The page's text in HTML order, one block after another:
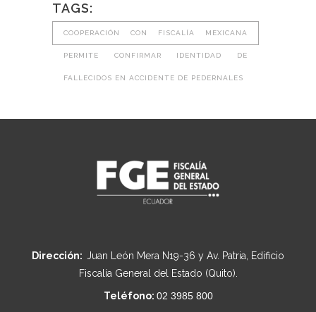
TAGS:
COOPERACIÓN CON FISCALÍA MEXICANA
PERMITE CONFIRMAR IDENTIDAD DE
FALLECIDOS EN ACCIDENTE DE PEDERNALES
Dirección: Juan León Mera N19-36 y Av. Patria, Edificio
Fiscalía General del Estado (Quito).
Teléfono: 02 3985 800